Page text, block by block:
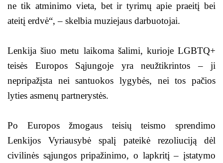
ne tik atminimo vieta, bet ir tyrimų apie praeitį bei
ateitį erdvė“, – skelbia muziejaus darbuotojai.
Lenkija šiuo metu laikoma šalimi, kurioje LGBTQ+
teisės Europos Sąjungoje yra neužtikrintos – ji
nepripažįsta nei santuokos lygybės, nei tos pačios
lyties asmenų partnerystės.
Po Europos žmogaus teisių teismo sprendimo
Lenkijos Vyriausybė spalį pateikė rezoliuciją dėl
civilinės sąjungos pripažinimo, o lapkritį – įstatymo